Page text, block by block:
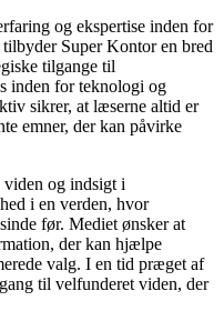
og ekspertise inden for
Super Kontor en bred
tilgange til
inden for teknologi og
sikrer, at læserne altid er
emner, der kan påvirke
viden og indsigt i
i en verden, hvor
før. Mediet ønsker at
der kan hjælpe
valg. I en tid præget af
til velfunderet viden, der